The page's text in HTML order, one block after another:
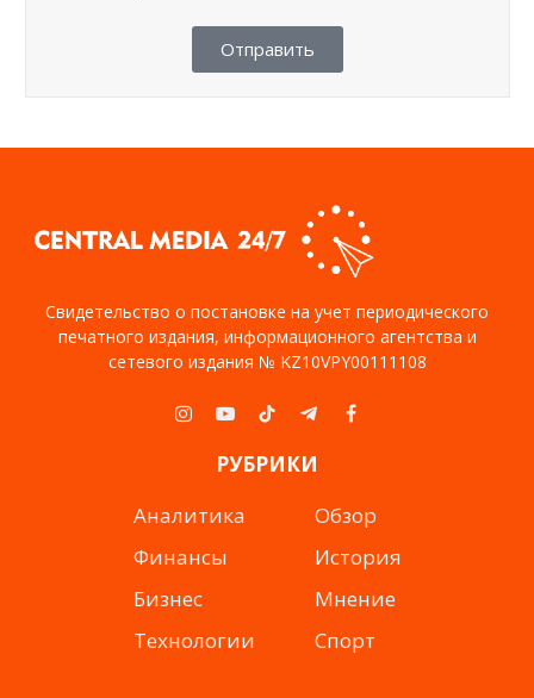
Отправить
Свидетельство о постановке на учет периодического
печатного издания, информационного агентства и
сетевого издания № KZ10VPY00111108
Instagram
YouTubeTikTokTelegramFacebook
РУБРИКИ
Аналитика
Финансы
Бизнес
Технологии
Обзор
История
Мнение
Спорт